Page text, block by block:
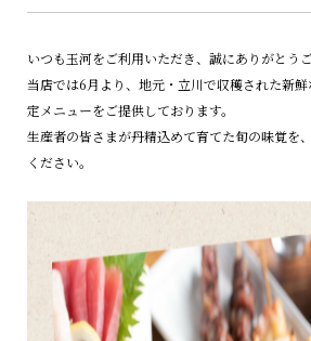
いつも玉河をご利用いただき、誠にありがとうご
当店では6月より、地元・立川で収穫された新
定メニューをご提供しております。
生産者の皆さまが丹精込めて育てた旬の味覚を
ください。